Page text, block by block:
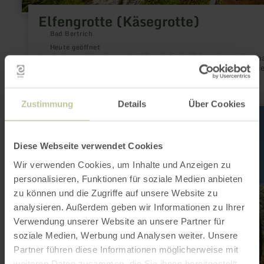
Zustimmung Details Über Cookies
Diese Webseite verwendet Cookies
Wir verwenden Cookies, um Inhalte und Anzeigen zu
personalisieren, Funktionen für soziale Medien anbieten
zu können und die Zugriffe auf unsere Website zu
analysieren. Außerdem geben wir Informationen zu Ihrer
Verwendung unserer Website an unsere Partner für
soziale Medien, Werbung und Analysen weiter. Unsere
Partner führen diese Informationen möglicherweise mit
Elfengrotte (Käsegrotte)
Bad Bertrich
Heute geöffnet
Entdecke am Rande von Bad Bertrich ein kleines
besonderen Art: die Elfengrotte, auch Käsegrotte genannt. Sie
entstand vor tausenden Jahren, als heiße Basaltströme das
Üssbachtal durchflossen und die Senke in eine neue Form
Unweit des rauschenden Elbesbachwasserfalls gelegen,
Elfengrotte ein märchenhafter Zauber inne, den du ergründen
solltest.
mehr
erfahren